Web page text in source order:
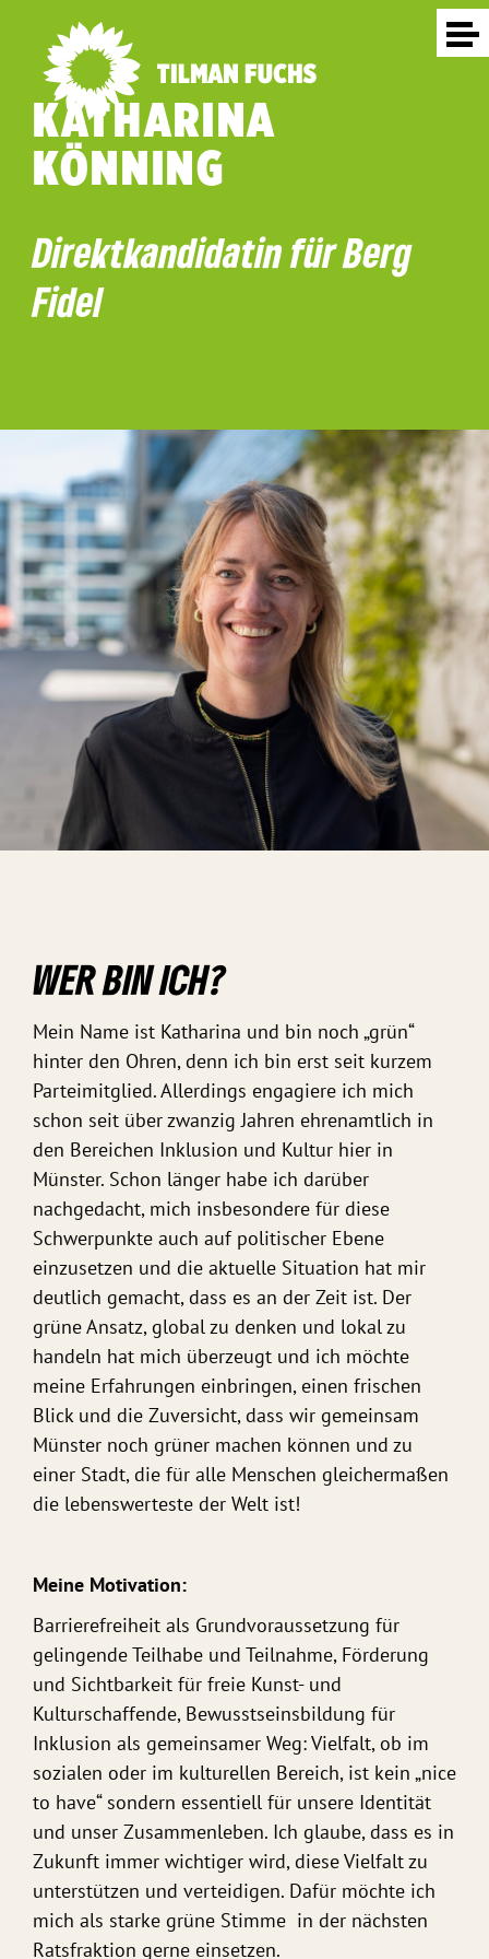
KATHARINA
KÖNNING
Direktkandidatin für Berg
Fidel
WER BIN ICH?
Mein Name ist Katharina und bin noch „grün“
hinter den Ohren, denn ich bin erst seit kurzem
Parteimitglied. Allerdings engagiere ich mich
schon seit über zwanzig Jahren ehrenamtlich in
den Bereichen Inklusion und Kultur hier in
Münster. Schon länger habe ich darüber
nachgedacht, mich insbesondere für diese
Schwerpunkte auch auf politischer Ebene
einzusetzen und die aktuelle Situation hat mir
deutlich gemacht, dass es an der Zeit ist. Der
grüne Ansatz, global zu denken und lokal zu
handeln hat mich überzeugt und ich möchte
meine Erfahrungen einbringen, einen frischen
Blick und die Zuversicht, dass wir gemeinsam
Münster noch grüner machen können und zu
einer Stadt, die für alle Menschen gleichermaßen
die lebenswerteste der Welt ist!
Meine Motivation:
Barrierefreiheit als Grundvoraussetzung für
gelingende Teilhabe und Teilnahme, Förderung
und Sichtbarkeit für freie Kunst- und
Kulturschaffende, Bewusstseinsbildung für
Inklusion als gemeinsamer Weg: Vielfalt, ob im
sozialen oder im kulturellen Bereich, ist kein „nice
to have“ sondern essentiell für unsere Identität
und unser Zusammenleben. Ich glaube, dass es in
Zukunft immer wichtiger wird, diese Vielfalt zu
unterstützen und verteidigen. Dafür möchte ich
mich als starke grüne Stimme in der nächsten
Ratsfraktion gerne einsetzen.